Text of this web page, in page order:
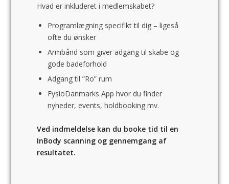
Hvad er inkluderet i medlemskabet?
Programlægning specifikt til dig – ligeså
ofte du ønsker
Armbånd som giver adgang til skabe og
gode badeforhold
Adgang til ”Ro” rum
FysioDanmarks App hvor du finder
nyheder, events, holdbooking mv.
Ved indmeldelse kan du booke tid til en
InBody scanning og gennemgang af
resultatet.